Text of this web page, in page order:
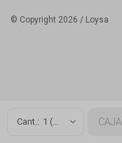
1 (2.16m2) CAJA
© Copyright 2026 / Loysa